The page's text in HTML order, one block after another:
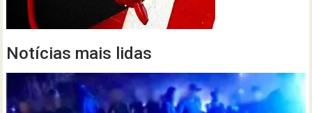
Notícias mais lidas